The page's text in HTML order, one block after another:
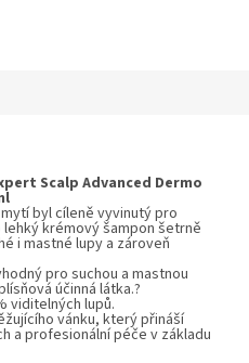
Scalp Advanced Dermo
byl cíleně vyvinutý pro
krémový šampon šetrně
i mastné lupy a zároveň
pro suchou a mastnou
účinná látka.?
viditelných lupů.
vánku, který přináší
a profesionální péče v základu